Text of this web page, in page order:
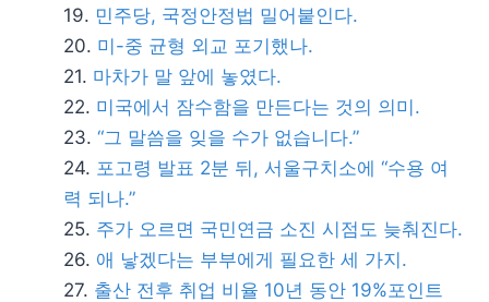
민주당, 국정안정법 밀어붙인다.
미-중 균형 외교 포기했나.
마차가 말 앞에 놓였다.
미국에서 잠수함을 만든다는 것의 의미.
“그 말씀을 잊을 수가 없습니다.”
포고령 발표 2분 뒤, 서울구치소에 “수용 여
력 되나.”
주가 오르면 국민연금 소진 시점도 늦춰진다.
애 낳겠다는 부부에게 필요한 세 가지.
출산 전후 취업 비율 10년 동안 19%포인트